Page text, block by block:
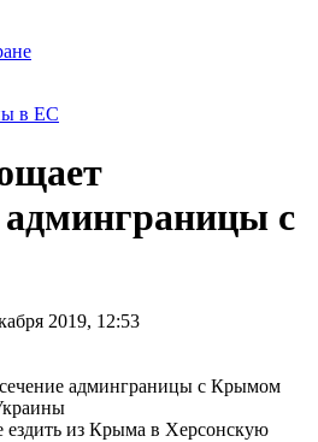
в ЕС
админграницы с
2019, 12:53
ездить из Крыма в Херсонскую